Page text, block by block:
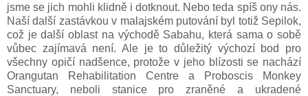
jsme se jich mohli klidně i dotknout. Nebo teda spíš ony nás.
Naší další zastávkou v malajském putování byl totiž Sepilok,
což je dalšíoblast na východě Sabahu, která sama o sobě
vůbec zajímavá není. Ale je to důležitý výchozí bod pro
všechny opičí nadšence, protože v jeho blízosti se nachází
Orangutan Rehabilitation Centre a Proboscis Monkey
Sanctuary, neboli stanice pro zraněné a ukradené